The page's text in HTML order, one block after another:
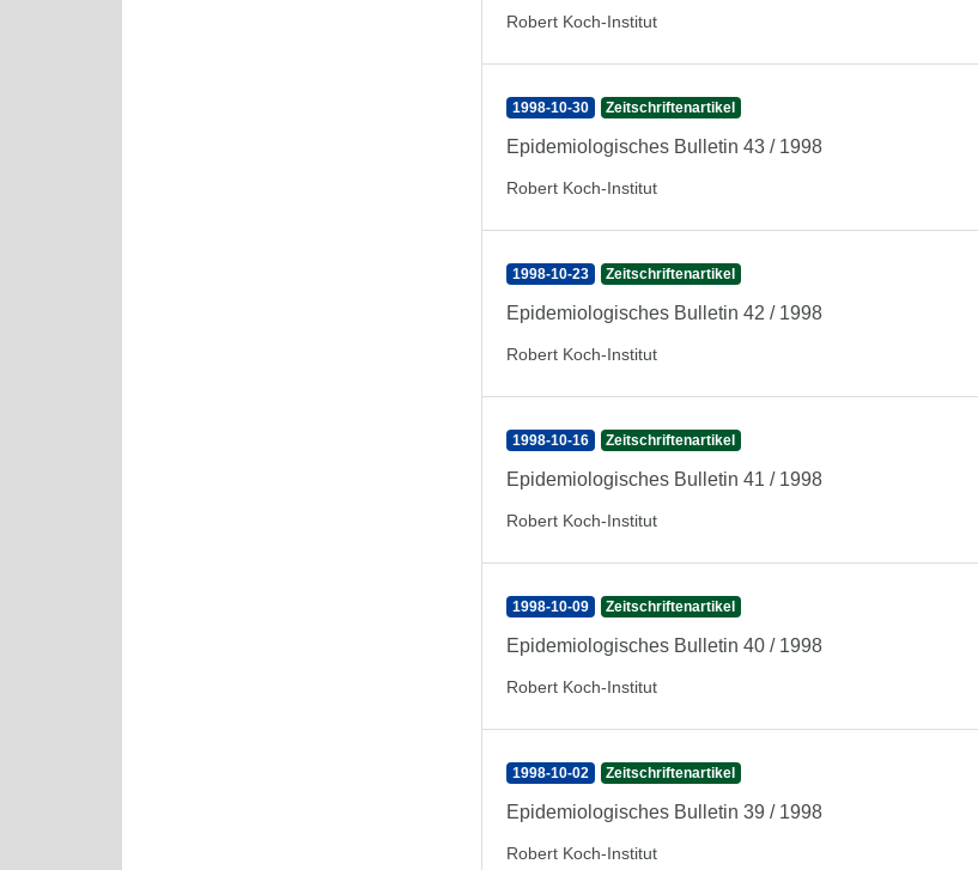
Robert Koch-Institut
1998-10-30 Zeitschriftenartikel
Epidemiologisches Bulletin 43 / 1998
Robert Koch-Institut
1998-10-23 Zeitschriftenartikel
Epidemiologisches Bulletin 42 / 1998
Robert Koch-Institut
1998-10-16 Zeitschriftenartikel
Epidemiologisches Bulletin 41 / 1998
Robert Koch-Institut
1998-10-09 Zeitschriftenartikel
Epidemiologisches Bulletin 40 / 1998
Robert Koch-Institut
1998-10-02 Zeitschriftenartikel
Epidemiologisches Bulletin 39 / 1998
Robert Koch-Institut